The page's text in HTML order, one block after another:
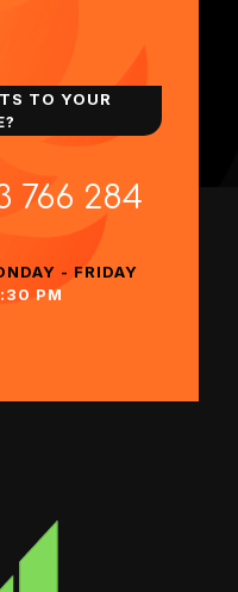
TO YOUR
766 284
- FRIDAY
PM